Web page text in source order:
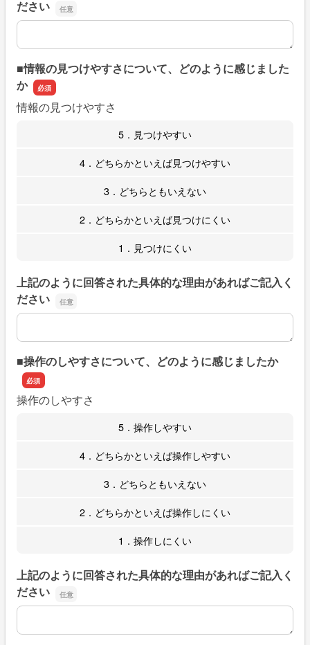
ださい
上記のように回答された具体的な理由があればご記入くだ
■情報の見つけやすさについて、どのように感じました
か
情報の見つけやすさ
5．見つけやすい
4．どちらかといえば見つけやすい
3．どちらともいえない
2．どちらかといえば見つけにくい
1．見つけにくい
上記のように回答された具体的な理由があればご記入く
ださい
上記のように回答された具体的な理由があればご記入くだ
■操作のしやすさについて、どのように感じましたか
操作のしやすさ
5．操作しやすい
4．どちらかといえば操作しやすい
3．どちらともいえない
2．どちらかといえば操作しにくい
1．操作しにくい
上記のように回答された具体的な理由があればご記入く
ださい
上記のように回答された具体的な理由があればご記入くだ